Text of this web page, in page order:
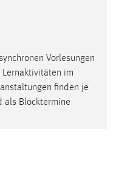
Vorlesungen
Lernaktivitäten im
finden je
als Blocktermine